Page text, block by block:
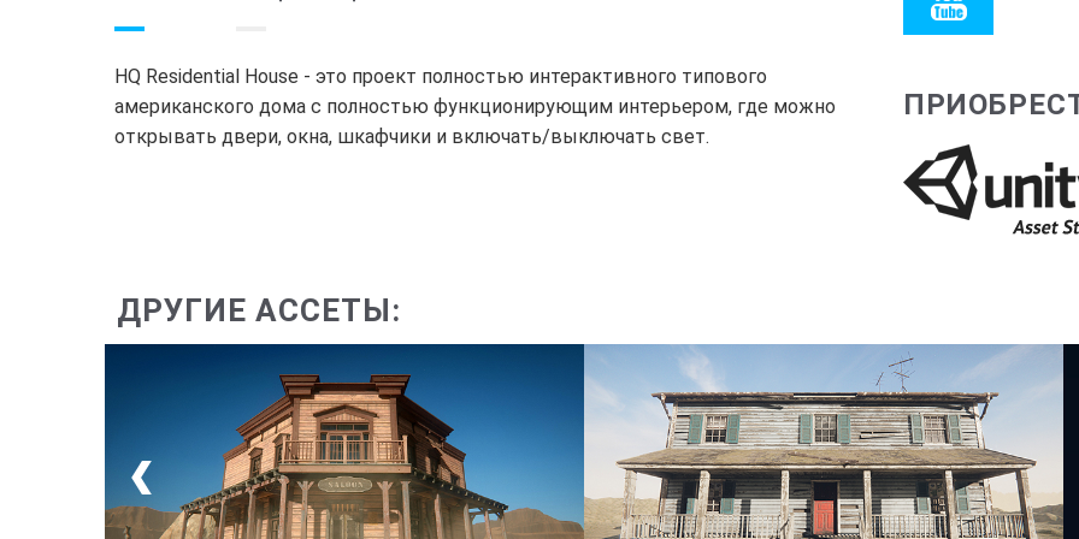
HQ Residential House - это проект полностью интерактивного типового
американского дома с полностью функционирующим интерьером, где можно
открывать двери, окна, шкафчики и включать/выключать свет.
ДРУГИЕ АССЕТЫ: